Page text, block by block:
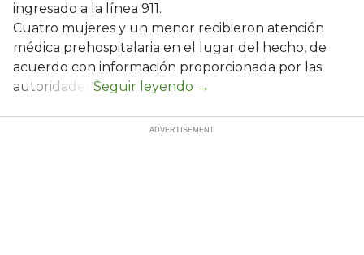
ingresado a la línea 911.
Cuatro mujeres y un menor recibieron atención
médica prehospitalaria en el lugar del hecho, de
acuerdo con información proporcionada por las
autoridades.